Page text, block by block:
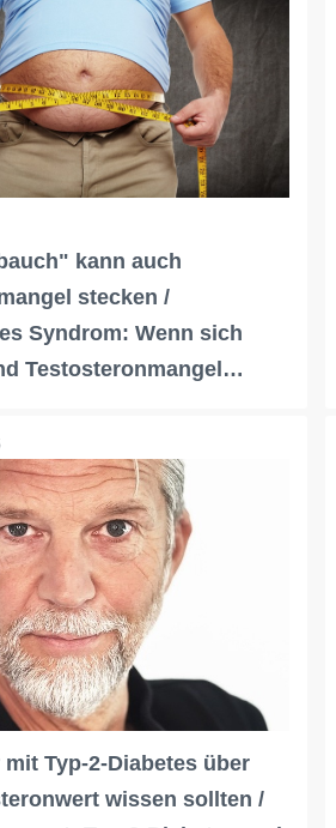
kann auch
stecken /
Syndrom: Wenn sich
Testosteronmangel…
mit Typ-2-Diabetes über
wissen sollten /